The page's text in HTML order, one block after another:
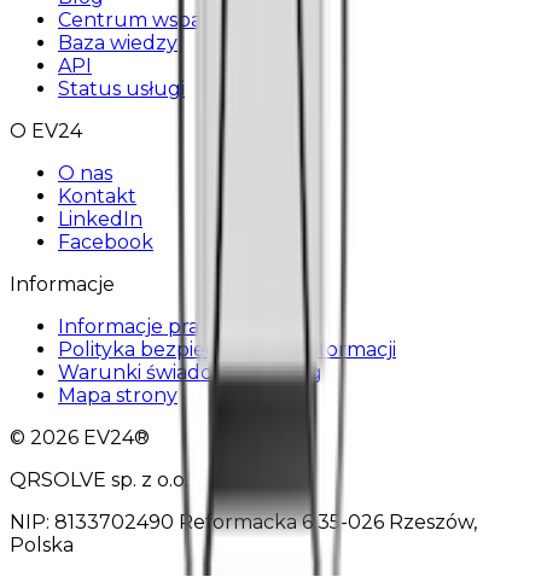
Centrum wsparcia
Baza wiedzy
API
Status usługi
O EV24
O nas
Kontakt
LinkedIn
Facebook
Informacje
Informacje prawne
Polityka bezpieczeństwa informacji
Warunki świadczenia usług
Mapa strony
© 2026 EV24®
QRSOLVE sp. z o.o.
NIP: 8133702490 Reformacka 6 35-026 Rzeszów,
Polska